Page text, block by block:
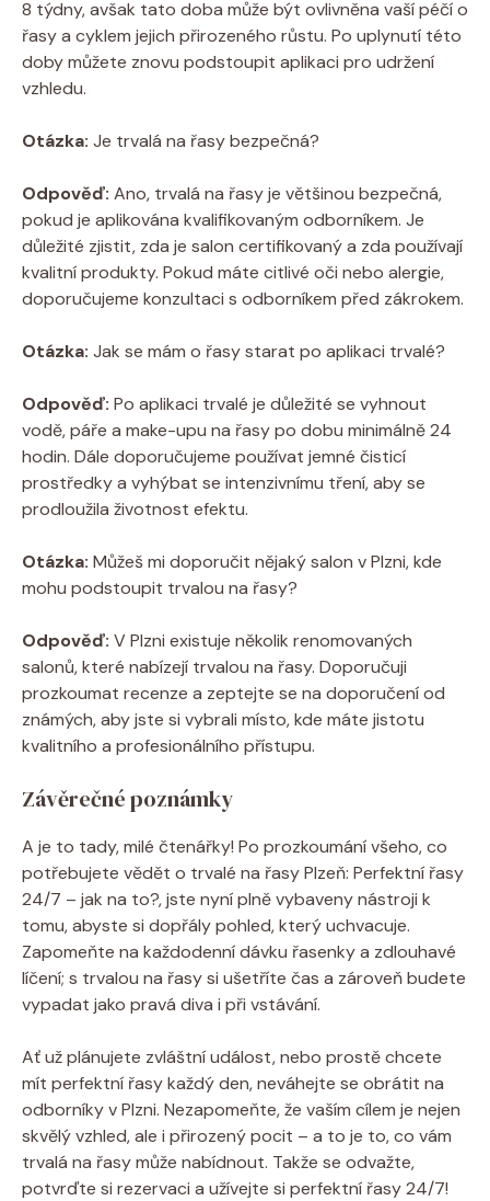
8 týdny, avšak tato doba může být ovlivněna vaší péčí o
řasy a cyklem jejich přirozeného růstu. Po uplynutí této
doby můžete znovu podstoupit aplikaci pro udržení
vzhledu.
Otázka: Je trvalá na řasy bezpečná?
Odpověď: Ano, trvalá na řasy je většinou bezpečná,
pokud je aplikována kvalifikovaným odborníkem. Je
důležité zjistit, zda je salon certifikovaný a zda používají
kvalitní produkty. Pokud máte citlivé oči nebo alergie,
doporučujeme konzultaci s odborníkem před zákrokem.
Otázka: Jak se mám o řasy starat po aplikaci trvalé?
Odpověď: Po aplikaci trvalé je důležité se vyhnout
vodě, páře a make-upu na řasy po dobu minimálně 24
hodin. Dále doporučujeme používat jemné čisticí
prostředky a vyhýbat se intenzivnímu tření, aby se
prodloužila životnost efektu.
Otázka: Můžeš mi doporučit nějaký salon v Plzni, kde
mohu podstoupit trvalou na řasy?
Odpověď: V Plzni existuje několik renomovaných
salonů, které nabízejí trvalou na řasy. Doporučuji
prozkoumat recenze a zeptejte se na doporučení od
známých, aby jste si vybrali místo, kde máte jistotu
kvalitního a profesionálního přístupu.
Závěrečné poznámky
A je to tady, milé čtenářky! Po prozkoumání všeho, co
potřebujete vědět o trvalé na řasy Plzeň: Perfektní řasy
24/7 – jak na to?, jste nyní plně vybaveny nástroji k
tomu, abyste si dopřály pohled, který uchvacuje.
Zapomeňte na každodenní dávku řasenky a zdlouhavé
líčení; s trvalou na řasy si ušetříte čas a zároveň budete
vypadat jako pravá diva i při vstávání.
Ať už plánujete zvláštní událost, nebo prostě chcete
mít perfektní řasy každý den, neváhejte se obrátit na
odborníky v Plzni. Nezapomeňte, že vaším cílem je nejen
skvělý vzhled, ale i přirozený pocit – a to je to, co vám
trvalá na řasy může nabídnout. Takže se odvažte,
potvrďte si rezervaci a užívejte si perfektní řasy 24/7!